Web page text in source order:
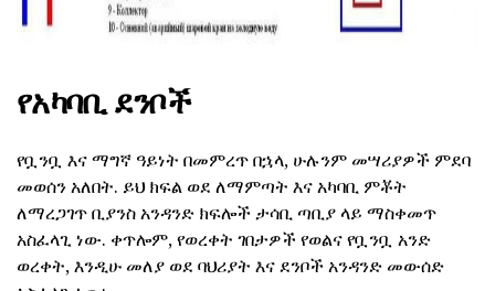
የአካባቢ ደንቦች
የቧንቧ እና ማግኛ ዓይነት በመምረጥ በኋላ, ሁሉንም መሣሪያዎች ምደባ
መወሰን አለበት. ይህ ክፍል ወደ ለማምጣት እና አካባቢ ምቾት
ለማረጋገጥ ቢያንስ አንዳንድ ክፍሎች ታሳቢ ጣቢያ ላይ ማስቀመጥ
አስፈላጊ ነው. ቀጥሎም, የወረቀት ገበታዎች የወልና የቧንቧ አንድ
ወረቀት, እንዲሁ መለያ ወደ ባህሪያት እና ደንቦች አንዳንድ መውሰድ